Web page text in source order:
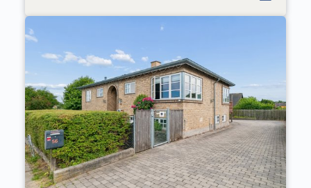
Køllegårdsvej
Herlev